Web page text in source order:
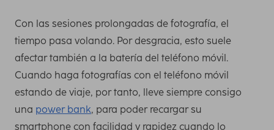
Con las sesiones prolongadas de fotografía, el
tiempo pasa volando. Por desgracia, esto suele
afectar también a la batería del teléfono móvil.
Cuando haga fotografías con el teléfono móvil
estando de viaje, por tanto, lleve siempre consigo
una power bank, para poder recargar su
smartphone con facilidad y rapidez cuando lo